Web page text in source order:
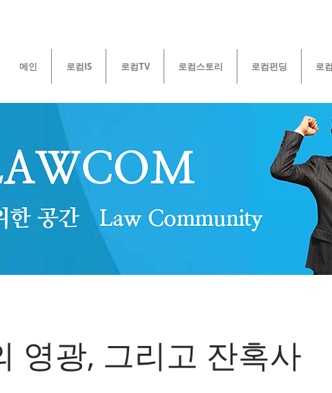
메인 로컴IS 로컴TV 로컴스토리 로컴펀딩 로
영광, 그리고 잔혹사